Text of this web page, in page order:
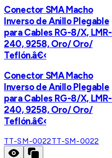
Conector SMA Macho
Inverso de Anillo Plegable
para Cables RG-8/X, LMR-
240, 9258, Oro/ Oro/
Teflón.â€‹
Conector SMA Macho
Inverso de Anillo Plegable
para Cables RG-8/X, LMR-
240, 9258, Oro/ Oro/
Teflón.â€‹
TT-SM-0022TT-SM-0022